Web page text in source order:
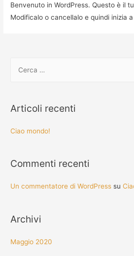
Benvenuto in WordPress. Questo è il
Modificalo o cancellalo e quindi inizia
Articoli recenti
Ciao mondo!
Commenti recenti
Un commentatore di WordPress su
Archivi
Maggio 2020